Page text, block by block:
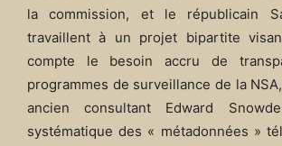
la commission, et le républicain
travaillent à un projet bipartite
compte le besoin accru de
programmes de surveillance de la
ancien consultant Edward
systématique des « métadonnées »